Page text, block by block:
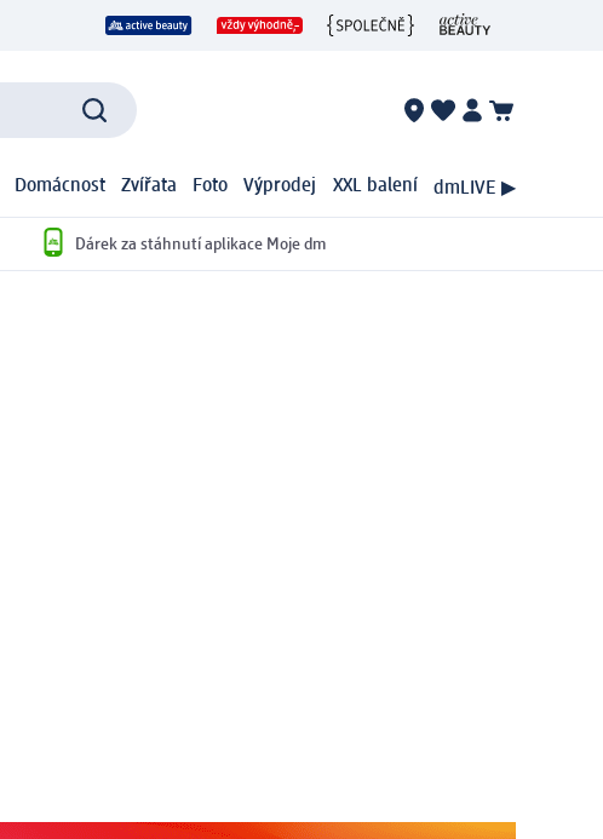
Domácnost Zvířata Foto Výprodej XXL balení dmLIVE ▶
Dárek za stáhnutí aplikace Moje dm